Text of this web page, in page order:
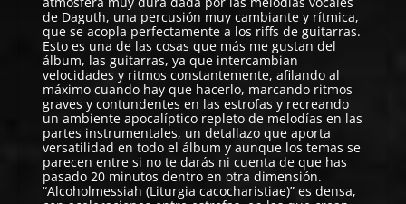
de Daguth, una percusión muy cambiante y rítmica,
que se acopla perfectamente a los riffs de guitarras.
Esto es una de las cosas que más me gustan del
álbum, las guitarras, ya que intercambian
velocidades y ritmos constantemente, afilando al
máximo cuando hay que hacerlo, marcando ritmos
graves y contundentes en las estrofas y recreando
un ambiente apocalíptico repleto de melodías en las
partes instrumentales, un detallazo que aporta
versatilidad en todo el álbum y aunque los temas se
parecen entre si no te darás ni cuenta de que has
pasado 20 minutos dentro en otra dimensión.
“Alcoholmessiah (Liturgia cacocharistiae)” es densa,